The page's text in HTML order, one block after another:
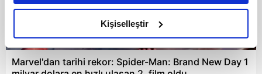
amacımızın size daha iyi bir reklam deneyimi sunmak
olduğunu ve sizlere en iyi içerikleri sunabilmek adına
elimizden gelen çabayı gösterdiğimizi ve bu noktada,
reklamların maliyetlerimizi karşılamak noktasında tek gelir
kalemimiz olduğunu sizlere hatırlatmak isteriz.
Kişiselleştir
02:37
Marvel'dan tarihi rekor: Spider-Man: Brand New Day 1